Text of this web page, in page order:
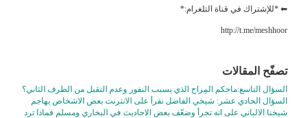
⬅ *للإشتراك في قناة التلغرام:*
http://t.me/meshhoor
تصفّح المقالات
السؤال التاسع:ماحكم المِزاح الذي يسبب النفور وعدم التقبل من الطرف الثاني؟
السؤال الحادي عشر: شيخي الفاضل نقرأ على الانترنت بعض الاشخاص يهاجم
شيخنا الالباني على انه تجرأ وضعّف بعض الاحاديث في البخاري ومسلم فماذا ترد